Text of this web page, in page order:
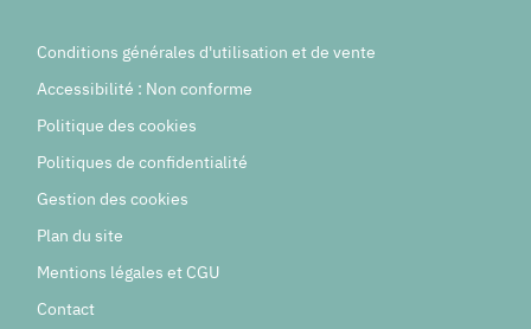
Conditions générales d'utilisation et de vente
Accessibilité : Non conforme
Politique des cookies
Politiques de confidentialité
Gestion des cookies
Plan du site
Mentions légales et CGU
Contact